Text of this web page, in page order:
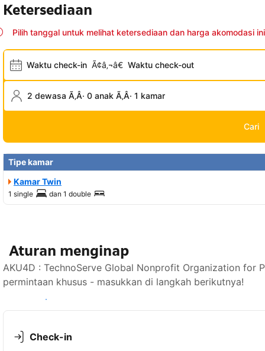
Ketersediaan
Pilih tanggal untuk melihat ketersediaan dan harga akomodasi ini
Waktu check-in Ã¢â‚¬â€ Waktu check-out
2 dewasa Ã‚Â· 0 anak Ã‚Â· 1 kamar
Cari
Tipe kamar
Kamar Twin
1 single dan 1 double
Aturan menginap
AKU4D : TechnoServe Global Nonprofit Organization for
permintaan khusus - masukkan di langkah berikutnya!
Lihat ketersediaan
Check-in